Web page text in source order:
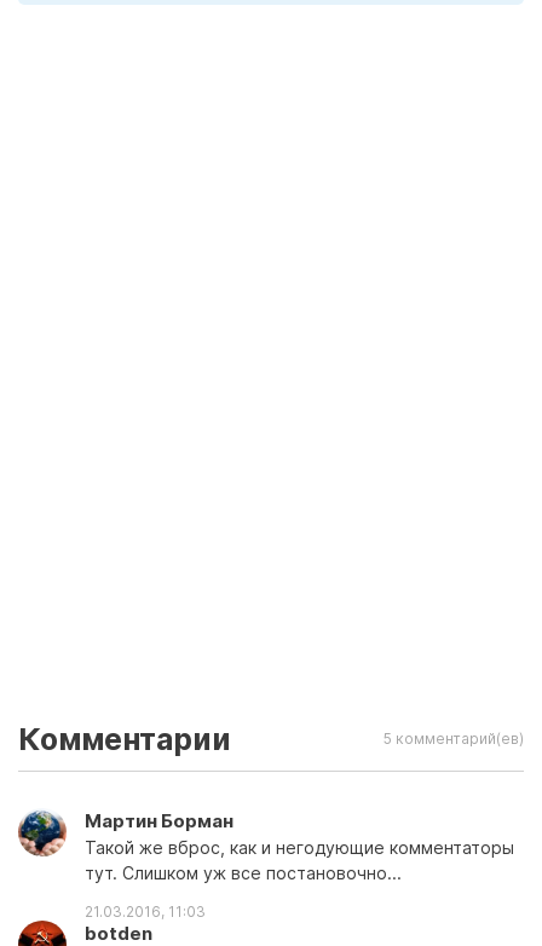
Комментарии 5 комментарий(ев)
Мартин Борман
Такой же вброс, как и негодующие комментаторы
тут. Слишком уж все постановочно...
21.03.2016, 11:03
botden